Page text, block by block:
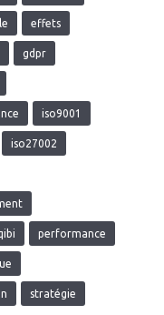
effets
gdpr
iso9001
iso27002
performance
stratégie